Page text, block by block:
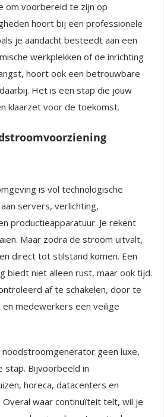
om voorbereid te zijn op
hoort bij een professionele
je aandacht besteedt aan een
werkplekken of de inrichting
hoort ook een betrouwbare
Het is een stap die jouw
klaarzet voor de toekomst.
is vol technologische
servers, verlichting,
productieapparatuur. Je rekent
Maar zodra de stroom uitvalt,
direct tot stilstand komen. Een
biedt niet alleen rust, maar ook tijd.
af te schakelen, door te
medewerkers een veilige
geen luxe,
stap. Bijvoorbeeld in
horeca, datacenters en
waar continuïteit telt, wil je